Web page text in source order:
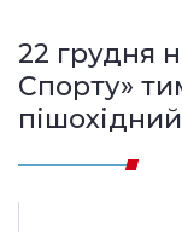
22 грудня
Спорту»